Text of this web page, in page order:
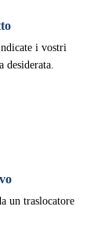
i vostri
desiderata.
un traslocatore